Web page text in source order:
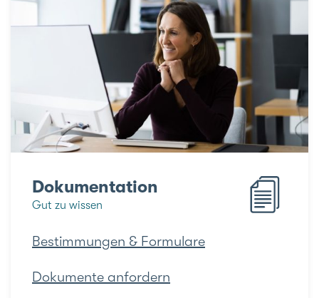
Dokumentation
Gut zu wissen
Bestimmungen & Formulare
Dokumente anfordern